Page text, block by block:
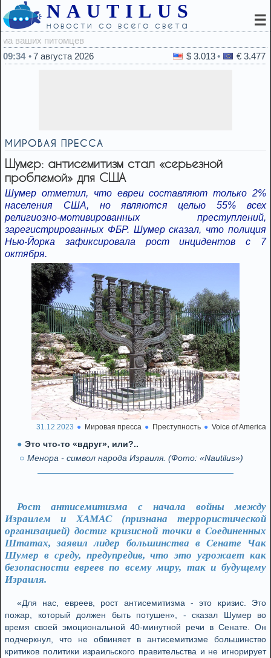
NAUTILUS
новости со всего света ☰
09:34
7 августа 2026 $ 3.013 € 3.477
МИРОВАЯ ПРЕССА
Шумер: антисемитизм стал «серьезной
проблемой» для США
Шумер отметил, что евреи составляют только 2%
населения США, но являются целью 55% всех
религиозно-мотивированных преступлений,
зарегистрированных ФБР. Шумер сказал, что полиция
Нью-Йорка зафиксировала рост инцидентов с 7
октября.
31.12.2023 Мировая пресса Преступность Voice of America
Это что-то «вдруг», или?..
Менора - символ народа Израиля. (Фото: «Nautilus»)
Рост антисемитизма с начала войны между
Израилем и ХАМАС (признана террористической
организацией) достиг кризисной точки в Соединенных
Штатах, заявил лидер большинства в Сенате Чак
Шумер в среду, предупредив, что это угрожает как
безопасности евреев по всему миру, так и будущему
Израиля.
«Для нас, евреев, рост антисемитизма - это кризис. Это
пожар, который должен быть потушен», - сказал Шумер во
время своей эмоциональной 40-минутной речи в Сенате. Он
подчеркнул, что не обвиняет в антисемитизме большинство
критиков политики израильского правительства и не игнорирует